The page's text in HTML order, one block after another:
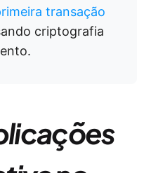
transação
criptografia